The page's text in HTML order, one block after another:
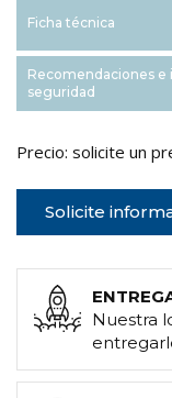
Ficha técnica
Recomendaciones e
seguridad
Precio: solicite un
Solicite
Nuestra